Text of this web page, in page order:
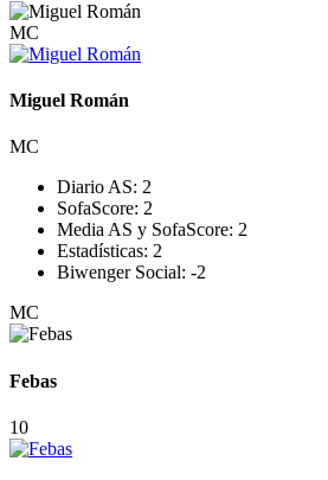
MC
Miguel Román
MC
Diario AS: 2
SofaScore: 2
Media AS y SofaScore: 2
Estadísticas: 2
Biwenger Social: -2
MC
Febas
10